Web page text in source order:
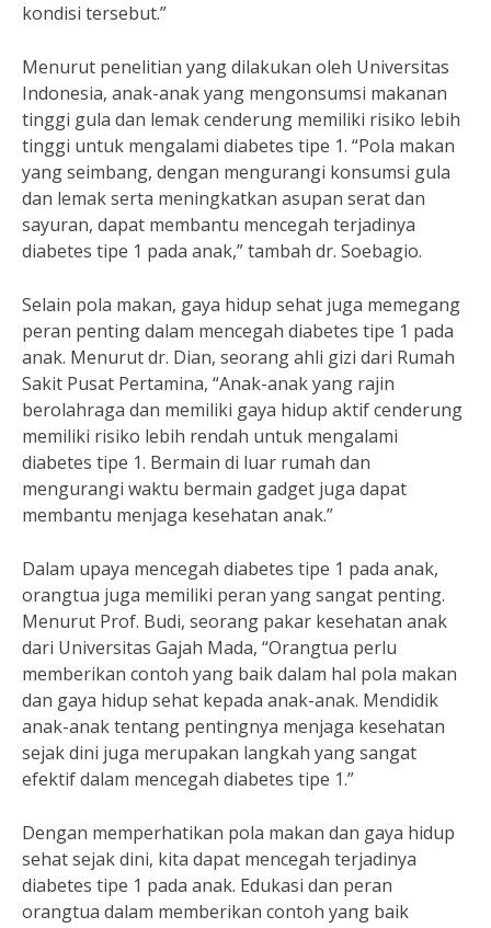
kondisi tersebut.”
Menurut penelitian yang dilakukan oleh Universitas
Indonesia, anak-anak yang mengonsumsi makanan
tinggi gula dan lemak cenderung memiliki risiko lebih
tinggi untuk mengalami diabetes tipe 1. “Pola makan
yang seimbang, dengan mengurangi konsumsi gula
dan lemak serta meningkatkan asupan serat dan
sayuran, dapat membantu mencegah terjadinya
diabetes tipe 1 pada anak,” tambah dr. Soebagio.
Selain pola makan, gaya hidup sehat juga memegang
peran penting dalam mencegah diabetes tipe 1 pada
anak. Menurut dr. Dian, seorang ahli gizi dari Rumah
Sakit Pusat Pertamina, “Anak-anak yang rajin
berolahraga dan memiliki gaya hidup aktif cenderung
memiliki risiko lebih rendah untuk mengalami
diabetes tipe 1. Bermain di luar rumah dan
mengurangi waktu bermain gadget juga dapat
membantu menjaga kesehatan anak.”
Dalam upaya mencegah diabetes tipe 1 pada anak,
orangtua juga memiliki peran yang sangat penting.
Menurut Prof. Budi, seorang pakar kesehatan anak
dari Universitas Gajah Mada, “Orangtua perlu
memberikan contoh yang baik dalam hal pola makan
dan gaya hidup sehat kepada anak-anak. Mendidik
anak-anak tentang pentingnya menjaga kesehatan
sejak dini juga merupakan langkah yang sangat
efektif dalam mencegah diabetes tipe 1.”
Dengan memperhatikan pola makan dan gaya hidup
sehat sejak dini, kita dapat mencegah terjadinya
diabetes tipe 1 pada anak. Edukasi dan peran
orangtua dalam memberikan contoh yang baik